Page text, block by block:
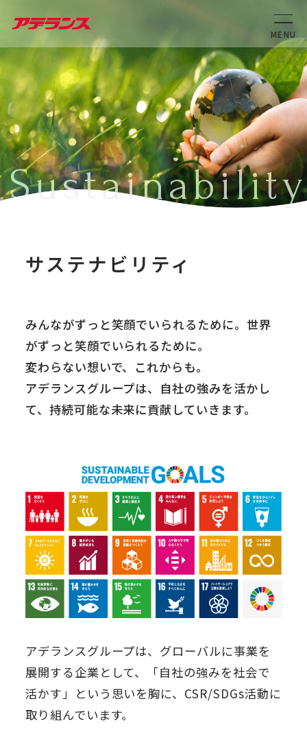
Sustainability
サステナビリティ
みんながずっと笑顔でいられるために。世界
がずっと笑顔でいられるために。
変わらない想いで、これからも。
アデランスグループは、自社の強みを活かし
て、持続可能な未来に貢献していきます。
アデランスグループは、グローバルに事業を
展開する企業として、「自社の強みを社会で
活かす」という思いを胸に、CSR/SDGs活動に
取り組んでいます。